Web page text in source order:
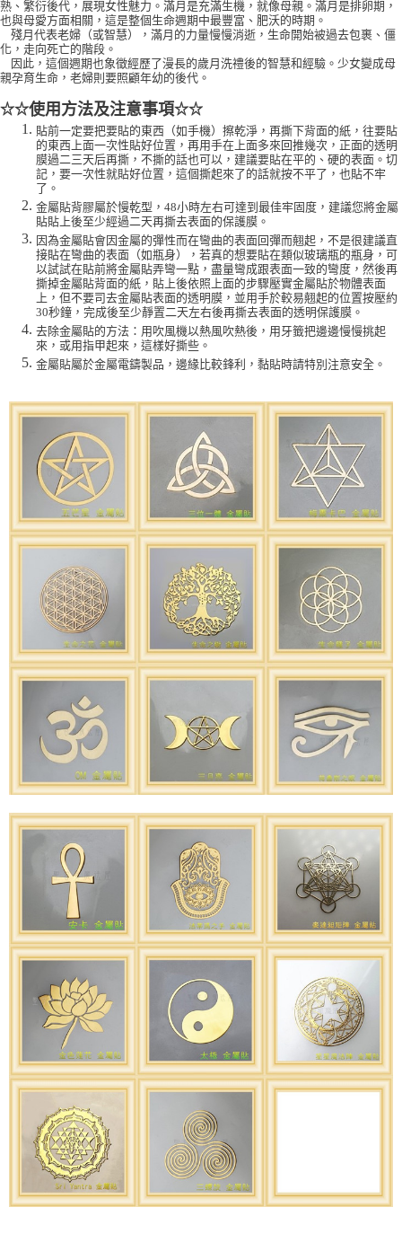
熟、繁衍後代，展現女性魅力。滿月是充滿生機，就像母親。滿月是排卵期，
也與母愛方面相關，這是整個生命週期中最豐富、肥沃的時期。
殘月代表老婦（或智慧），滿月的力量慢慢消逝，生命開始被過去包裹、僵
化，走向死亡的階段。
因此，這個週期也象徵經歷了漫長的歲月洗禮後的智慧和經驗。少女變成母
親孕育生命，老婦則要照顧年幼的後代。
☆☆使用方法及注意事項☆☆
貼前一定要把要貼的東西（如手機）擦乾淨，再撕下背面的紙，往要貼
的東西上面一次性貼好位置，再用手在上面多來回推幾次，正面的透明
膜過二三天后再撕，不撕的話也可以，建議要貼在平的、硬的表面。切
記，要一次性就貼好位置，這個撕起來了的話就按不平了，也貼不牢
了。
金屬貼背膠屬於慢乾型，48小時左右可達到最佳牢固度，建議您將金屬
貼貼上後至少經過二天再撕去表面的保護膜。
因為金屬貼會因金屬的彈性而在彎曲的表面回彈而翹起，不是很建議直
接貼在彎曲的表面（如瓶身），若真的想要貼在類似玻璃瓶的瓶身，可
以試試在貼前將金屬貼弄彎一點，盡量彎成跟表面一致的彎度，然後再
撕掉金屬貼背面的紙，貼上後依照上面的步驟壓實金屬貼於物體表面
上，但不要司去金屬貼表面的透明膜，並用手於較易翹起的位置按壓約
30秒鐘，完成後至少靜置二天左右後再撕去表面的透明保護膜。
去除金屬貼的方法：用吹風機以熱風吹熱後，用牙籤把邊邊慢慢挑起
來，或用指甲起來，這樣好撕些。
金屬貼屬於金屬電鑄製品，邊緣比較鋒利，黏貼時請特別注意安全。